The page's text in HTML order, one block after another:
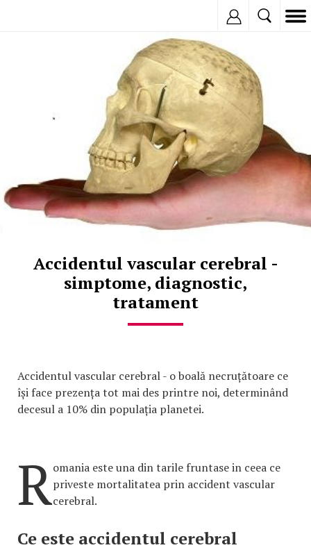
Accidentul vascular cerebral -
simptome, diagnostic,
tratament
Accidentul vascular cerebral - o boală necruțătoare ce
își face prezența tot mai des printre noi, determinând
decesul a 10% din populația planetei.
Romania este una din tarile fruntase in ceea ce
priveste mortalitatea prin accident vascular
cerebral.
Ce este accidentul cerebral